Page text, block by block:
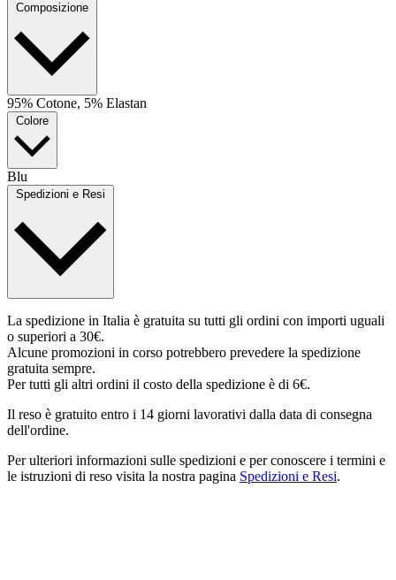
Composizione
95% Cotone, 5% Elastan
Colore
Blu
Spedizioni e Resi
La spedizione in Italia è gratuita su tutti gli ordini con importi uguali
o superiori a 30€.
Alcune promozioni in corso potrebbero prevedere la spedizione
gratuita sempre.
Per tutti gli altri ordini il costo della spedizione è di 6€.
Il reso è gratuito entro i 14 giorni lavorativi dalla data di consegna
dell'ordine.
Per ulteriori informazioni sulle spedizioni e per conoscere i termini e
le istruzioni di reso visita la nostra pagina Spedizioni e Resi.